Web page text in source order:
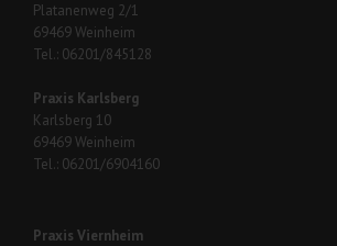
Platanenweg 2/1
69469 Weinheim
Tel.: 06201/845128
Praxis Karlsberg
Karlsberg 10
69469 Weinheim
Tel.: 06201/6904160
Praxis Viernheim